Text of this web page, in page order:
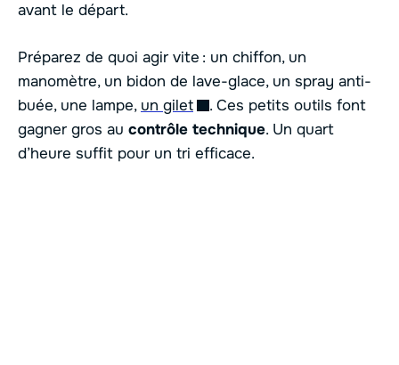
avant le départ.
Préparez de quoi agir vite : un chiffon, un
manomètre, un bidon de lave-glace, un spray anti-
buée, une lampe, un gilet
. Ces petits outils font
gagner gros au contrôle technique. Un quart
d’heure suffit pour un tri efficace.